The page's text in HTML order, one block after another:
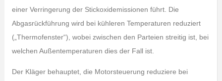
einer Verringerung der Stickoxidemissionen führt. Die
Abgasrückführung wird bei kühleren Temperaturen reduziert
(„Thermofenster“), wobei zwischen den Parteien streitig ist, bei
welchen Außentemperaturen dies der Fall ist.
Der Kläger behauptet, die Motorsteuerung reduziere bei